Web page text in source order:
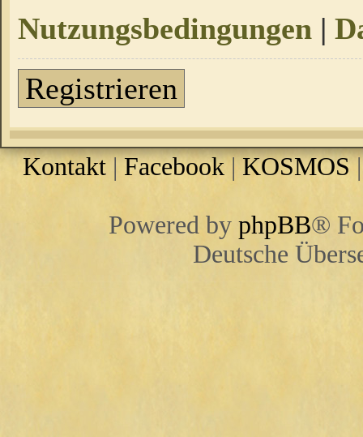
Nutzungsbedingungen |
Registrieren
Kontakt | Facebook |KOSMOS
Powered by phpBB®
Deutsche